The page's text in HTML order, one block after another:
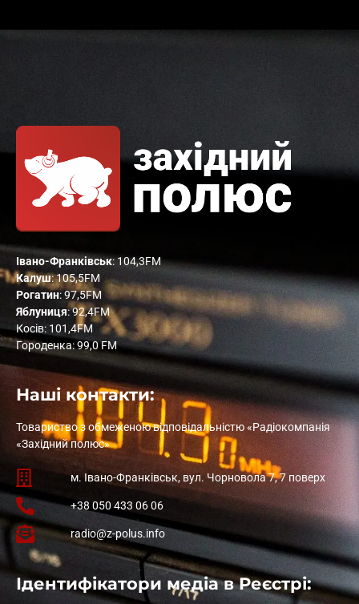
Івано-Франківськ: 104,3FM
Калуш: 105,5FM
Рогатин: 97,5FM
Яблуниця: 92,4FM
Косів: 101,4FM
Городенка: 99,0 FM
Наші контакти:
Товариство з обмеженою відповідальністю «Радіокомпанія
«Західний полюс»
м. Івано-Франківськ, вул. Чорновола 7, 7 поверх
+38 050 433 06 06
radio@z-polus.info
Ідентифікатори медіа в Реєстрі: